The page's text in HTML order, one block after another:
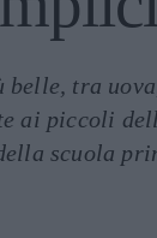
belle, tra
ai piccoli
scuola